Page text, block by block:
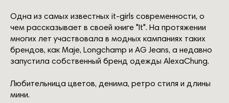
Одна из самых известных it-girls современности, о
чем рассказывает в своей книге "It". На протяжении
многих лет участвовала в модных кампаниях таких
брендов, как Maje, Longchamp и AG Jeans, а недавно
запустила собственный бренд одежды AlexaChung.
Любительница цветов, денима, ретро стиля и длины
мини.